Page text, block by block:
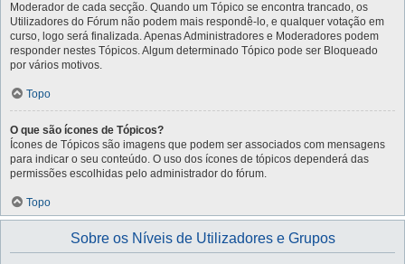
Moderador de cada secção. Quando um Tópico se encontra trancado, os
Utilizadores do Fórum não podem mais respondê-lo, e qualquer votação em
curso, logo será finalizada. Apenas Administradores e Moderadores podem
responder nestes Tópicos. Algum determinado Tópico pode ser Bloqueado
por vários motivos.
Topo
O que são ícones de Tópicos?
Ícones de Tópicos são imagens que podem ser associados com mensagens
para indicar o seu conteúdo. O uso dos ícones de tópicos dependerá das
permissões escolhidas pelo administrador do fórum.
Topo
Sobre os Níveis de Utilizadores e Grupos